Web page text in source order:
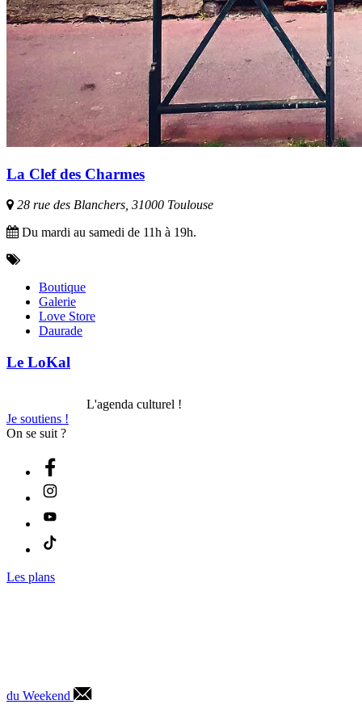
La Clef des Charmes
28 rue des Blanchers, 31000 Toulouse
Du mardi au samedi de 11h à 19h.
Boutique
Galerie
Love Store
Daurade
Le LoKal
L'agenda culturel !
Je soutiens !
On se suit ?
Les plans
du Weekend